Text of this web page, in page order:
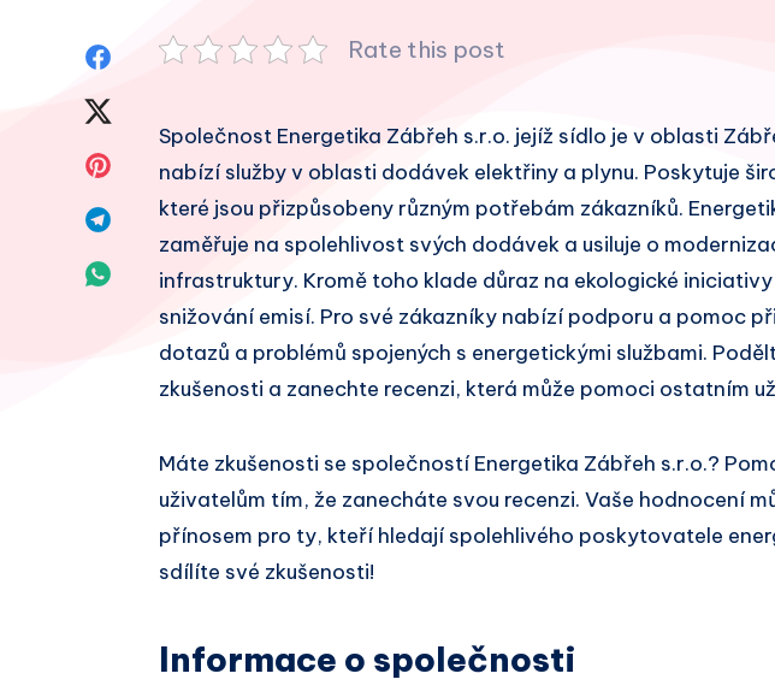
Sdílet
Facebook
Twitter
Sdílet
Pinterest
Sdílet
Telegram
Sdílet
Whatsapp
Rate this post
Společnost Energetika Zábřeh s.r.o. jejíž sídlo je v oblasti
nabízí služby v oblasti dodávek elektřiny a plynu. Poskytuje
které jsou přizpůsobeny různým potřebám zákazníků.
zaměřuje na spolehlivost svých dodávek a usiluje o
infrastruktury. Kromě toho klade důraz na ekologické iniciativy
snižování emisí. Pro své zákazníky nabízí podporu a pomoc
dotazů a problémů spojených s energetickými službami.
zkušenosti a zanechte recenzi, která může pomoci ostatním
Máte zkušenosti se společností Energetika Zábřeh s.r.o.?
uživatelům tím, že zanecháte svou recenzi. Vaše hodnocení
přínosem pro ty, kteří hledají spolehlivého poskytovatele
sdílíte své zkušenosti!
Informace o společnosti